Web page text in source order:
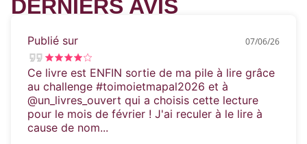
DERNIERS AVIS
Publié sur 07/06/26
Ce livre est ENFIN sortie de ma pile à lire grâce
au challenge #toimoietmapal2026 et à
@un_livres_ouvert qui a choisis cette lecture
pour le mois de février ! J'ai reculer à le lire à
cause de nom...